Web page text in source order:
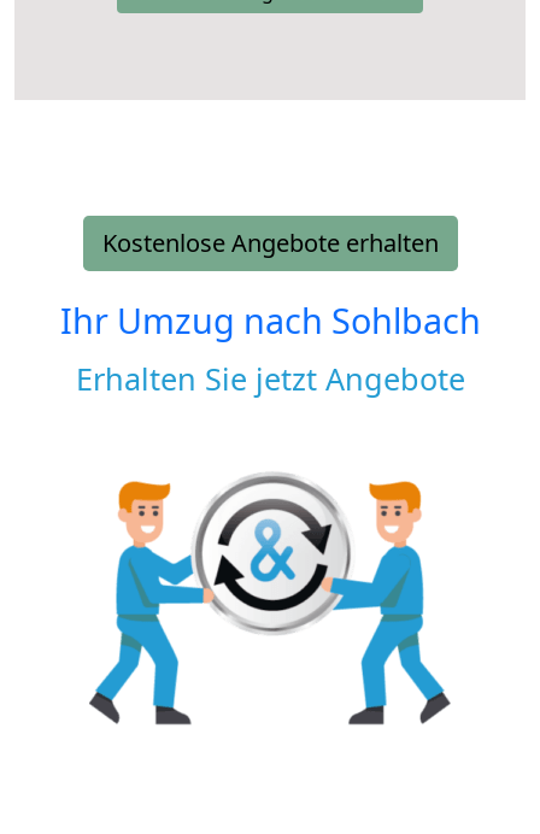
Kostenlose Angebote erhalten
Ihr Umzug nach Sohlbach
Erhalten Sie jetzt Angebote